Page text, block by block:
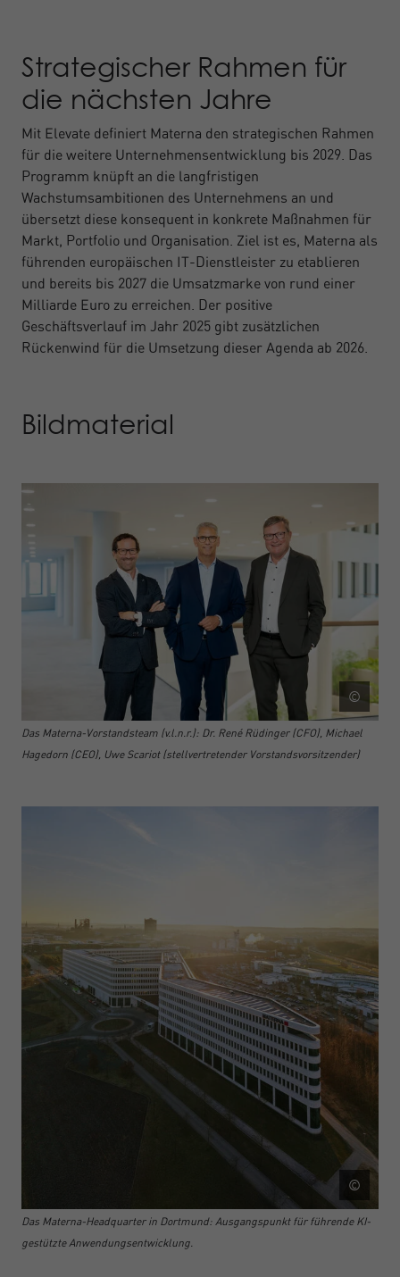
Strategischer Rahmen für
die nächsten Jahre
Mit Elevate definiert Materna den strategischen Rahmen
für die weitere Unternehmensentwicklung bis 2029. Das
Programm knüpft an die langfristigen
Wachstumsambitionen des Unternehmens an und
übersetzt diese konsequent in konkrete Maßnahmen für
Markt, Portfolio und Organisation. Ziel ist es, Materna als
führenden europäischen IT-Dienstleister zu etablieren
und bereits bis 2027 die Umsatzmarke von rund einer
Milliarde Euro zu erreichen. Der positive
Geschäftsverlauf im Jahr 2025 gibt zusätzlichen
Rückenwind für die Umsetzung dieser Agenda ab 2026.
Bildmaterial
©
Das Materna-Vorstandsteam (v.l.n.r.): Dr. René Rüdinger (CFO), Michael
Hagedorn (CEO), Uwe Scariot (stellvertretender Vorstandsvorsitzender)
©
Das Materna-Headquarter in Dortmund: Ausgangspunkt für führende KI-
gestützte Anwendungsentwicklung.